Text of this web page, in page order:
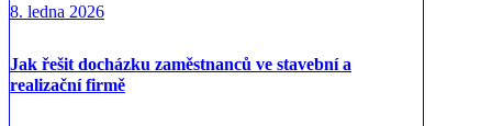
8. ledna 2026
Jak řešit docházku zaměstnanců ve stavební a
realizační firmě